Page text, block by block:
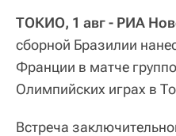
ТОКИО, 1 авг - РИА
сборной Бразилии
Франции в матче
Олимпийских играх в
Встреча